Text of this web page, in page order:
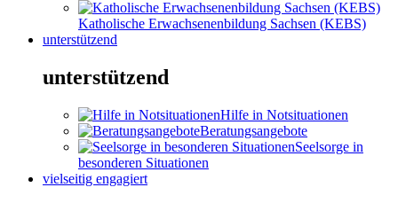
Katholische Erwachsenenbildung Sachsen (KEBS)
unterstützend
unterstützend
Hilfe in Notsituationen
Beratungsangebote
Seelsorge in
besonderen Situationen
vielseitig engagiert